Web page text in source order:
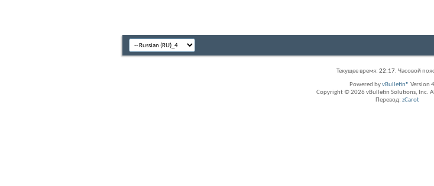
Текущее время: 22:17. Часовой
Powered byvBulletin® Version
Copyright © 2026 vBulletin Solutions, Inc.
Перевод: zCarot